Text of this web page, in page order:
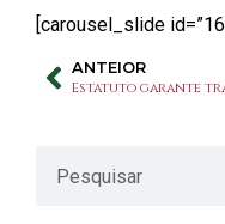
[carousel_slide
ANTEIOR